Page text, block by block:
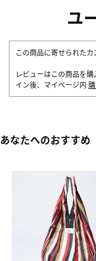
ユ
この商品に寄せられたカ
レビューはこの商品を
イン後、マイページ内
あなたへのおすすめ